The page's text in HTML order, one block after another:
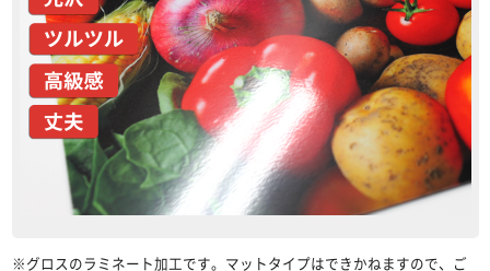
※グロスのラミネート加工です。マットタイプはできかねますので、ご